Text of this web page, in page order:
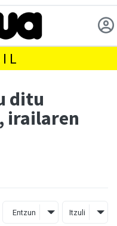
ditu
irailaren
Entzun Itzuli